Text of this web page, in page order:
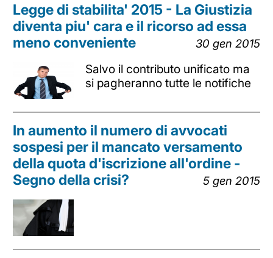
Legge di stabilita' 2015 - La Giustizia
diventa piu' cara e il ricorso ad essa
meno conveniente
30 gen 2015
Salvo il contributo unificato ma
si pagheranno tutte le notifiche
In aumento il numero di avvocati
sospesi per il mancato versamento
della quota d'iscrizione all'ordine -
Segno della crisi?
5 gen 2015